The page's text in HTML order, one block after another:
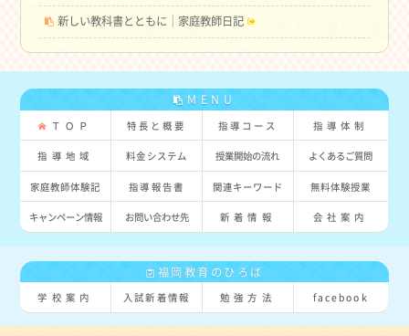
新しい教科書とともに｜家庭教師日記
MENU
ＴＯＰ 特長と概要 指導コース 指導体制
指導地域 料金システム 授業開始の流れ よくあるご質問
家庭教師体験記 指導報告書 関連キーワード 無料体験授業
キャンペーン情報 お問い合わせ先 新着情報 会社案内
福岡教育のひろば
学校案内 入試新着情報 勉強方法 facebook